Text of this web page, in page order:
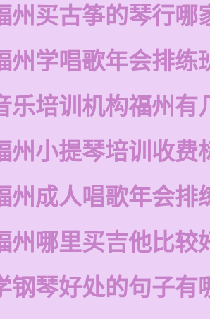
州买古筝的琴行哪
州学唱歌年会排练
乐培训机构福州有
州小提琴培训收费
州成人唱歌年会排
州哪里买吉他比较
钢琴好处的句子有